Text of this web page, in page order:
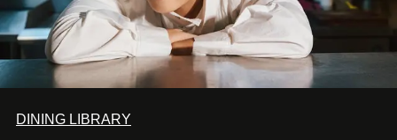
DINING LIBRARY